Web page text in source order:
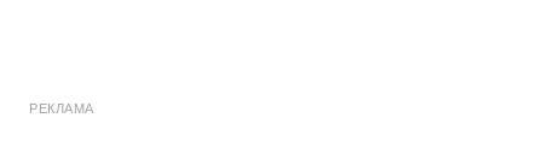
РЕКЛАМА